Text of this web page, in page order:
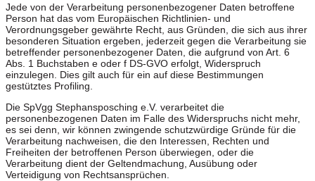
Jede von der Verarbeitung personenbezogener Daten betroffene
Person hat das vom Europäischen Richtlinien- und
Verordnungsgeber gewährte Recht, aus Gründen, die sich aus ihrer
besonderen Situation ergeben, jederzeit gegen die Verarbeitung sie
betreffender personenbezogener Daten, die aufgrund von Art. 6
Abs. 1 Buchstaben e oder f DS-GVO erfolgt, Widerspruch
einzulegen. Dies gilt auch für ein auf diese Bestimmungen
gestütztes Profiling.
Die SpVgg Stephansposching e.V. verarbeitet die
personenbezogenen Daten im Falle des Widerspruchs nicht mehr,
es sei denn, wir können zwingende schutzwürdige Gründe für die
Verarbeitung nachweisen, die den Interessen, Rechten und
Freiheiten der betroffenen Person überwiegen, oder die
Verarbeitung dient der Geltendmachung, Ausübung oder
Verteidigung von Rechtsansprüchen.